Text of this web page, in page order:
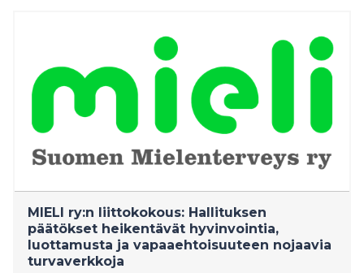
ohjelman toimenpiteet luovat maakuntien luonnon
monimuotoisuuden parantamiseksi uudenlaisen
kokonaisvaltaisen työkalupakin.
MIELI ry:n liittokokous: Hallituksen
päätökset heikentävät hyvinvointia,
luottamusta ja vapaaehtoisuuteen nojaavia
turvaverkkoja